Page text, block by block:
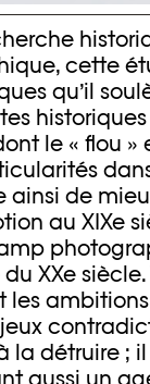
cette
qu’il
le « flou
ainsi de
au XIXe
XXe
les
la détruire ; il
aussi un